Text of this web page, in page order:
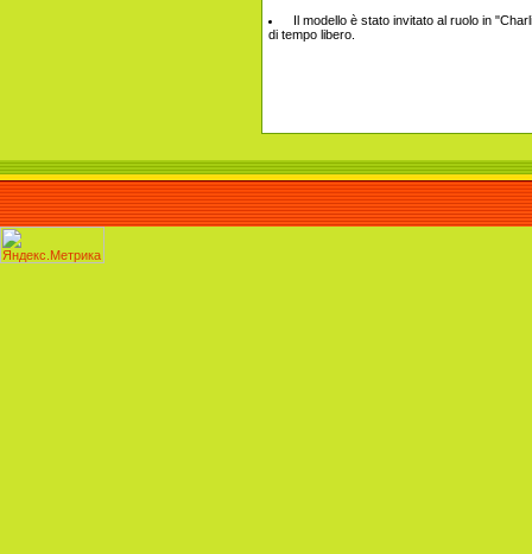
Il modello è stato invitato al ruolo in
di tempo libero.